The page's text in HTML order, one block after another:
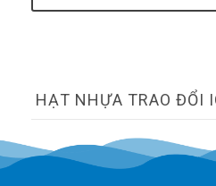
HẠT NHỰA TRAO ĐỔI